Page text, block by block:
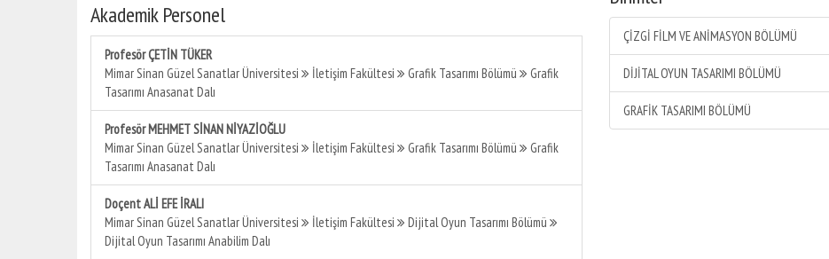
Akademik Personel
Profesör ÇETİN TÜKER
Mimar Sinan Güzel Sanatlar Üniversitesi
İletişim Fakültesi Grafik Tasarımı Bölümü
Grafik
Tasarımı Anasanat Dalı
Profesör MEHMET SİNAN NİYAZİOĞLU
Mimar Sinan Güzel Sanatlar Üniversitesi
İletişim Fakültesi Grafik Tasarımı Bölümü
Grafik
Tasarımı Anasanat Dalı
Doçent ALİ EFE İRALI
Mimar Sinan Güzel Sanatlar Üniversitesi
İletişim Fakültesi
Dijital Oyun Tasarımı Bölümü
Dijital Oyun Tasarımı Anabilim Dalı
ÇİZGİ FİLM VE ANİMASYON BÖLÜMÜ
DİJİTAL OYUN TASARIMI BÖLÜMÜ
GRAFİK TASARIMI BÖLÜMÜ